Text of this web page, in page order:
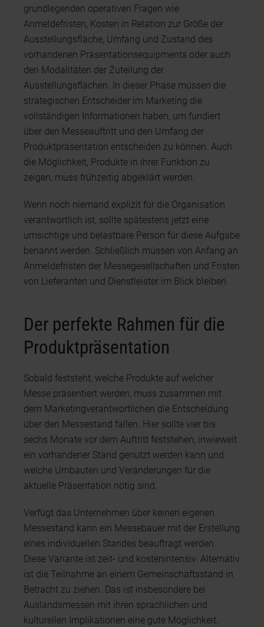
grundlegenden operativen Fragen wie
Anmeldefristen, Kosten in Relation zur Größe der
Ausstellungsfläche, Umfang und Zustand des
vorhandenen Präsentationsequipments oder auch
den Modalitäten der Zuteilung der
Ausstellungsflächen. In dieser Phase müssen die
strategischen Entscheider im Marketing die
vollständigen Informationen haben, um fundiert
über den Messeauftritt und den Umfang der
Produktpräsentation entscheiden zu können. Auch
die Möglichkeit, Produkte in ihrer Funktion zu
zeigen, muss frühzeitig abgeklärt werden.
Wenn noch niemand explizit für die Organisation
verantwortlich ist, sollte spätestens jetzt eine
umsichtige und belastbare Person für diese Aufgabe
benannt werden. Schließlich müssen von Anfang an
Anmeldefristen der Messegesellschaften und Fristen
von Lieferanten und Dienstleister im Blick bleiben.
Der perfekte Rahmen für die
Produktpräsentation
Sobald feststeht, welche Produkte auf welcher
Messe präsentiert werden, muss zusammen mit
dem Marketingverantwortlichen die Entscheidung
über den Messestand fallen. Hier sollte vier bis
sechs Monate vor dem Auftritt feststehen, inwieweit
ein vorhandener Stand genutzt werden kann und
welche Umbauten und Veränderungen für die
aktuelle Präsentation nötig sind.
Verfügt das Unternehmen über keinen eigenen
Messestand kann ein Messebauer mit der Erstellung
eines individuellen Standes beauftragt werden.
Diese Variante ist zeit- und kostenintensiv. Alternativ
ist die Teilnahme an einem Gemeinschaftsstand in
Betracht zu ziehen. Das ist insbesondere bei
Auslandsmessen mit ihren sprachlichen und
kulturellen Implikationen eine gute Möglichkeit.